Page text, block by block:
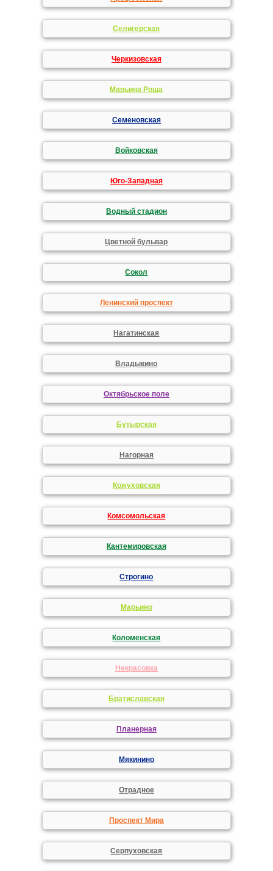
Селигерская
Черкизовская
Марьина Роща
Семеновская
Войковская
Юго-Западная
Водный стадион
Цветной бульвар
Сокол
Ленинский проспект
Нагатинская
Владыкино
Октябрьское поле
Бутырская
Нагорная
Кожуховская
Комсомольская
Кантемировская
Строгино
Марьино
Коломенская
Некрасовка
Братиславская
Планерная
Мякинино
Отрадное
Проспект Мира
Серпуховская